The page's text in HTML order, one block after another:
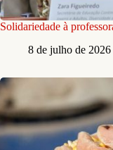
Solidariedade à
8 de julho de 2026